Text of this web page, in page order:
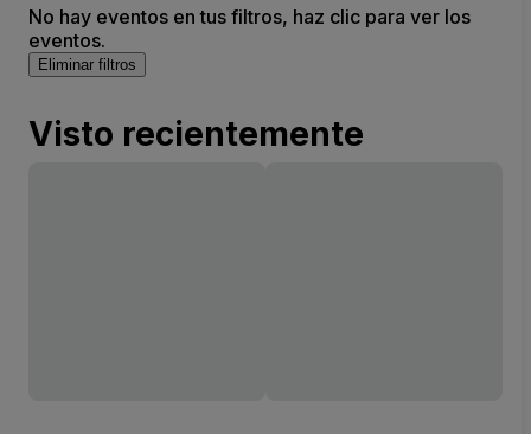
No hay eventos en tus filtros, haz clic para ver los
eventos.
Eliminar filtros
Visto recientemente